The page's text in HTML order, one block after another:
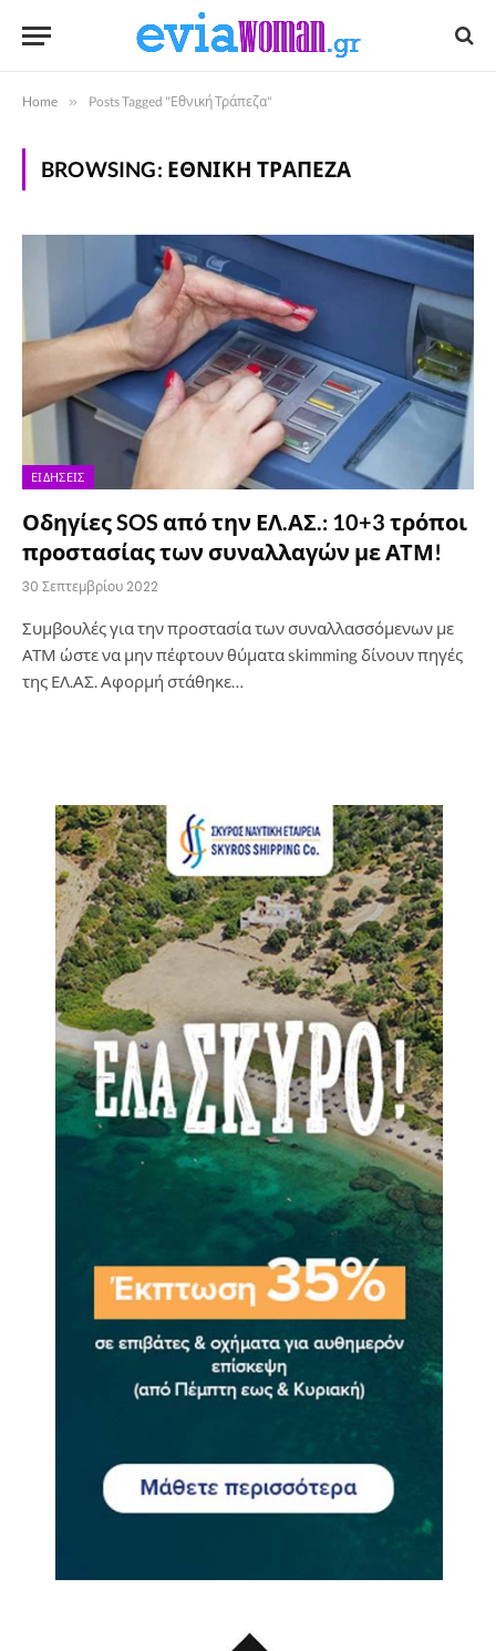
Home » Posts Tagged "Εθνική Τράπεζα"
BROWSING: ΕΘΝΙΚΉ ΤΡΆΠΕΖΑ
ΕΙΔΉΣΕΙΣ
Οδηγίες SOS από την ΕΛ.ΑΣ.: 10+3 τρόποι
προστασίας των συναλλαγών με ΑΤΜ!
30 Σεπτεμβρίου 2022
Συμβουλές για την προστασία των συναλλασσόμενων με
ΑΤΜ ώστε να μην πέφτουν θύματα skimming δίνουν πηγές
της ΕΛ.ΑΣ. Αφορμή στάθηκε…